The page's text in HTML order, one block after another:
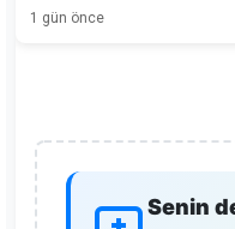
1 gün önce
Senin